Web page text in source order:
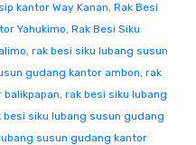
kantor Way Kanan, Rak Besi
Yahukimo, Rak Besi Siku
, rak besi siku lubang susun
gudang kantor ambon, rak
, rak besi siku lubang
besi siku lubang susun gudang
susun gudang kantor